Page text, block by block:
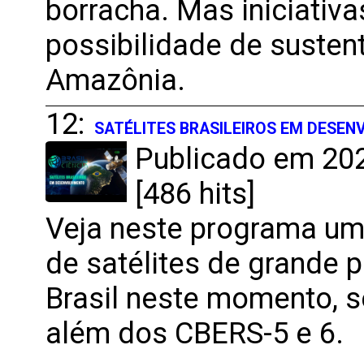
borracha. Mas
possibilidade de
Amazônia.
12:
SATÉLITES BRASILEIROS EM
Publicado em
[486 hits]
Veja neste programa
de satélites de grande
Brasil neste momento,
além dos CBERS-5 e 6.